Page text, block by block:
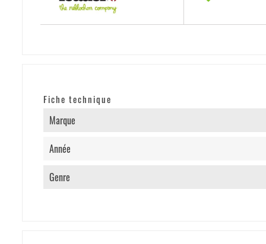
Fiche technique
Marque
Année
Genre